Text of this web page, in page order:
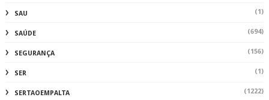
SAU (1)
SAÚDE (694)
SEGURANÇA (156)
SER (1)
SERTAOEMPALTA (1222)